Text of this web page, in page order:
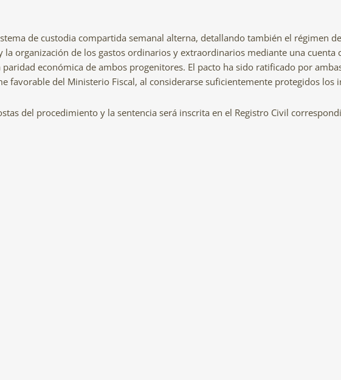
de custodia compartida semanal alterna, detallando también el régimen
la organización de los gastos ordinarios y extraordinarios mediante una cuenta
económica de ambos progenitores. El pacto ha sido ratificado por
favorable del Ministerio Fiscal, al considerarse suficientemente protegidos los
del procedimiento y la sentencia será inscrita en el Registro Civil